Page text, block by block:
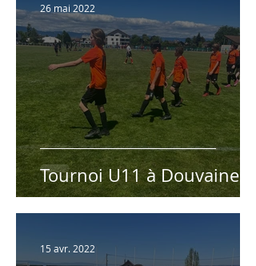
Tournoi U11 à Douvaine
26 mai 2022
15 avr. 2022